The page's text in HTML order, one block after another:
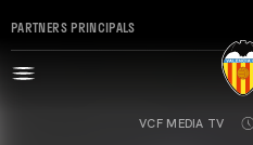
PARTNERS PRINCIPALS
VCF MEDIA TV